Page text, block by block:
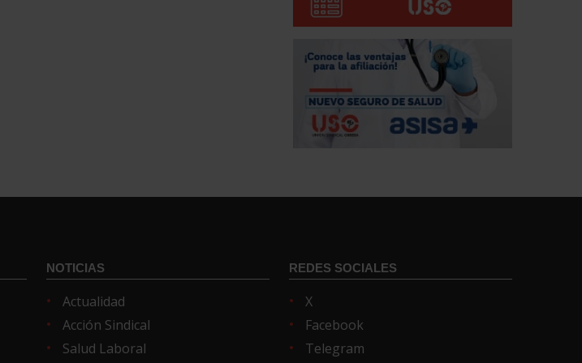
NOTICIAS
Actualidad
Acción Sindical
Salud Laboral
REDES SOCIALES
X
Facebook
Telegram